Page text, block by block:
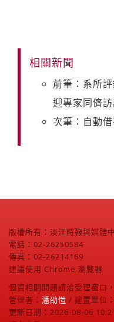
相關新聞
前筆：系所
迎專家同儕
次筆：自動
版權所有：淡江時報與媒體
電話：02-26250584
傳真：02-26214169
建議使用 Chrome 瀏覽器
個資相關問題請洽受理窗口
管理者： 潘劭愷 / 建置單位：
更新日期：2026-08-06